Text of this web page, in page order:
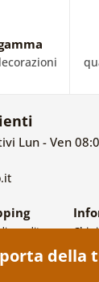
Lun - Ven
vendita e
Chi
FAQ
della